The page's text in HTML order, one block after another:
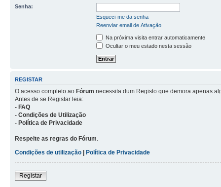
Senha:
Esqueci-me da senha
Reenviar email de Ativação
Na próxima visita entrar automaticamente
Ocultar o meu estado nesta sessão
REGISTAR
O acesso completo ao Fórum necessita dum Registo que demora apenas
Antes de se Registar leia:
- FAQ
- Condições de Utilização
- Política de Privacidade
Respeite as regras do Fórum
Condições de utilização | Política de Privacidade
Registar